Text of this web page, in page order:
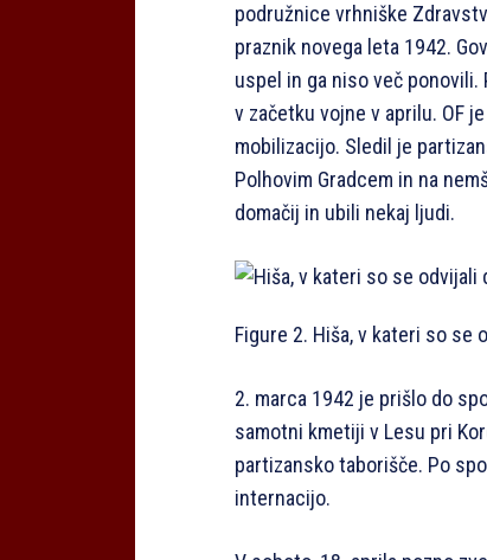
podružnice vrhniške
praznik novega leta 1942.
uspel in ga niso več
v začetku vojne v aprilu. OF
mobilizacijo. Sledil je
Polhovim Gradcem in na
domačij in ubili nekaj ljudi.
Figure 2. Hiša, v kateri so se
2. marca 1942 je prišlo do
samotni kmetiji v Lesu pri
partizansko taborišče. Po
internacijo.